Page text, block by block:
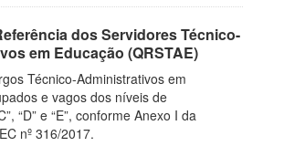
dos Servidores Técnico-
em Educação (QRSTAE)
Técnico-Administrativos em
e vagos dos níveis de
“D” e “E”, conforme Anexo I da
nº 316/2017.